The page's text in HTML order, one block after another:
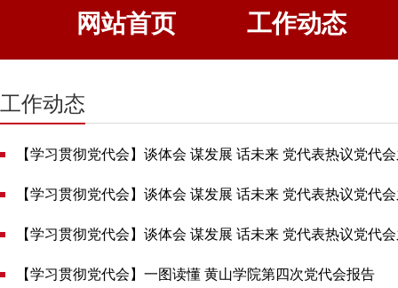
网站首页 工作动态
工作动态
【学习贯彻党代会】谈体会 谋发展 话未来 党代表热议党代
【学习贯彻党代会】谈体会 谋发展 话未来 党代表热议党代
【学习贯彻党代会】谈体会 谋发展 话未来 党代表热议党代
【学习贯彻党代会】一图读懂 黄山学院第四次党代会报告